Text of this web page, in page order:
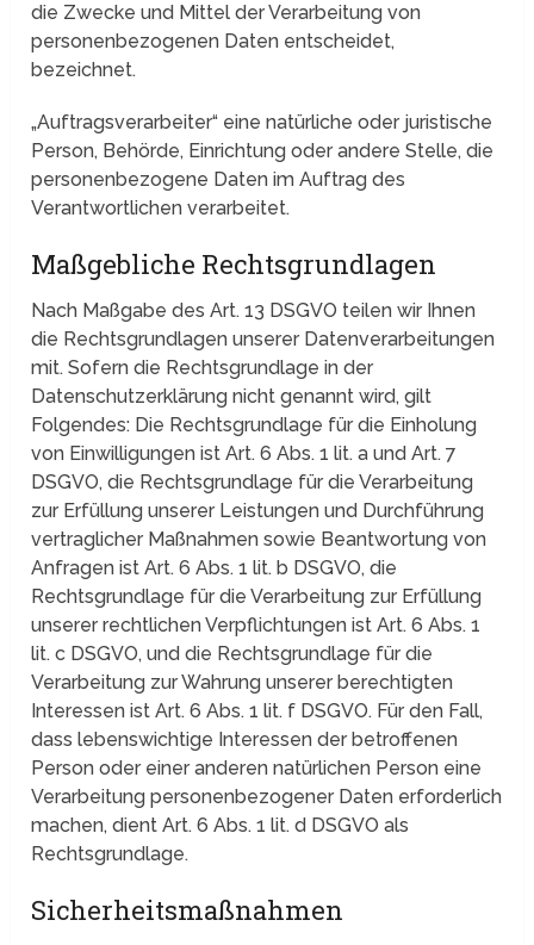
die Zwecke und Mittel der Verarbeitung von
personenbezogenen Daten entscheidet,
bezeichnet.
„Auftragsverarbeiter“ eine natürliche oder juristische
Person, Behörde, Einrichtung oder andere Stelle, die
personenbezogene Daten im Auftrag des
Verantwortlichen verarbeitet.
Maßgebliche Rechtsgrundlagen
Nach Maßgabe des Art. 13 DSGVO teilen wir Ihnen
die Rechtsgrundlagen unserer Datenverarbeitungen
mit. Sofern die Rechtsgrundlage in der
Datenschutzerklärung nicht genannt wird, gilt
Folgendes: Die Rechtsgrundlage für die Einholung
von Einwilligungen ist Art. 6 Abs. 1 lit. a und Art. 7
DSGVO, die Rechtsgrundlage für die Verarbeitung
zur Erfüllung unserer Leistungen und Durchführung
vertraglicher Maßnahmen sowie Beantwortung von
Anfragen ist Art. 6 Abs. 1 lit. b DSGVO, die
Rechtsgrundlage für die Verarbeitung zur Erfüllung
unserer rechtlichen Verpflichtungen ist Art. 6 Abs. 1
lit. c DSGVO, und die Rechtsgrundlage für die
Verarbeitung zur Wahrung unserer berechtigten
Interessen ist Art. 6 Abs. 1 lit. f DSGVO. Für den Fall,
dass lebenswichtige Interessen der betroffenen
Person oder einer anderen natürlichen Person eine
Verarbeitung personenbezogener Daten erforderlich
machen, dient Art. 6 Abs. 1 lit. d DSGVO als
Rechtsgrundlage.
Sicherheitsmaßnahmen